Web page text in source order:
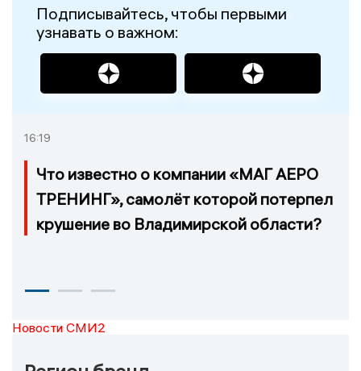
Подписывайтесь, чтобы первыми
узнавать о важном:
16:19
Что известно о компании «МАГ АЕРО
ТРЕНИНГ», самолёт которой потерпел
крушение во Владимирской области?
Новости СМИ2